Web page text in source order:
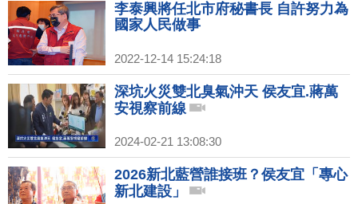
李泰興將任北市府秘書長 自許努力為
國家人民做事
2022-12-14 15:24:18
深坑火災雙北臭氣沖天 侯友宜.蔣萬
安視察前線
2024-02-21 13:08:30
2026新北藍營誰接班？侯友宜「專心
新北建設」